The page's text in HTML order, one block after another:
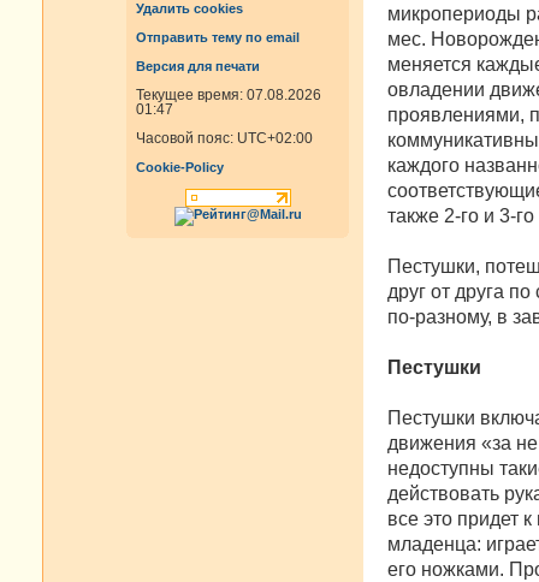
Удалить cookies
Отправить тему по email
Версия для печати
Текущее время: 07.08.2026
01:47
Часовой пояс: UTC+02:00
Cookie-Policy
микропериоды
мес.
меняется
овладении
проявлениями,
каждого
также 2-го и 3-
Пестушки,
друг от друга
по-разному, в
Пестушки
Пестушки
движения «за
недоступны
действовать
все это придет
младенца:
его ножками.